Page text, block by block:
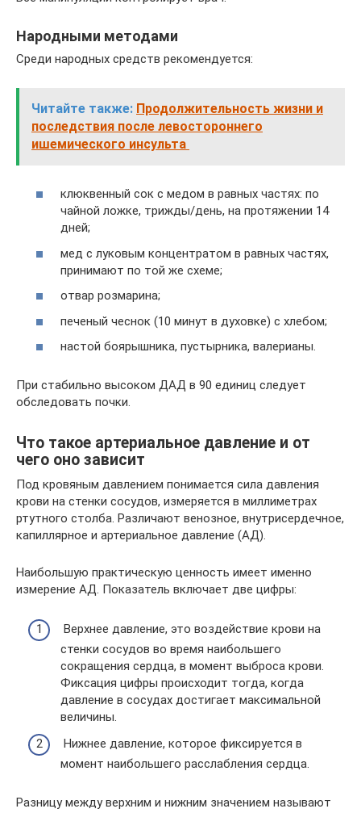
Народными методами
Среди народных средств рекомендуется:
Читайте также: Продолжительность жизни и
последствия после левостороннего
ишемического инсульта
клюквенный сок с медом в равных частях: по
чайной ложке, трижды/день, на протяжении 14
дней;
мед с луковым концентратом в равных частях,
принимают по той же схеме;
отвар розмарина;
печеный чеснок (10 минут в духовке) с хлебом;
настой боярышника, пустырника, валерианы.
При стабильно высоком ДАД в 90 единиц следует
обследовать почки.
Что такое артериальное давление и от
чего оно зависит
Под кровяным давлением понимается сила давления
крови на стенки сосудов, измеряется в миллиметрах
ртутного столба. Различают венозное, внутрисердечное,
капиллярное и артериальное давление (АД).
Наибольшую практическую ценность имеет именно
измерение АД. Показатель включает две цифры:
Верхнее давление, это воздействие крови на
стенки сосудов во время наибольшего
сокращения сердца, в момент выброса крови.
Фиксация цифры происходит тогда, когда
давление в сосудах достигает максимальной
величины.
Нижнее давление, которое фиксируется в
момент наибольшего расслабления сердца.
Разницу между верхним и нижним значением называют